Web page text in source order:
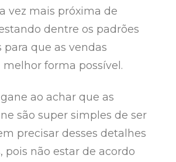
vez mais próxima de
dentre os padrões
para que as vendas
forma possível.
ao achar que as
são super simples de ser
precisar desses detalhes
pois não estar de acordo